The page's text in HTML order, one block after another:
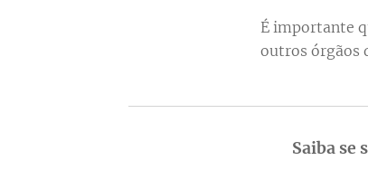
É importante
outros órgãos
💻 Saiba